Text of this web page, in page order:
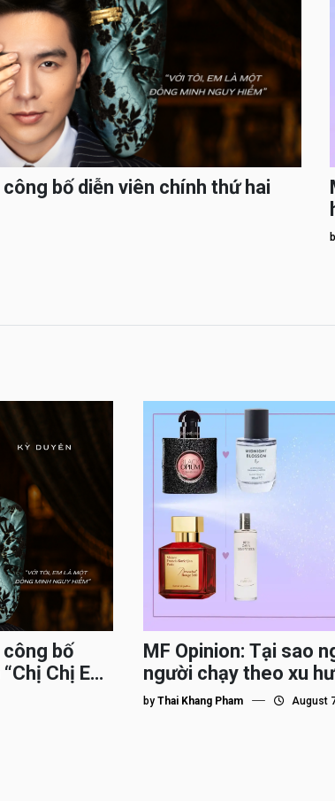
công bố diễn viên chính thứ hai
công bố
Chị Em
MF Opinion: Tại sao
người chạy theo xu
Dupe”?
by Thai Khang Pham August